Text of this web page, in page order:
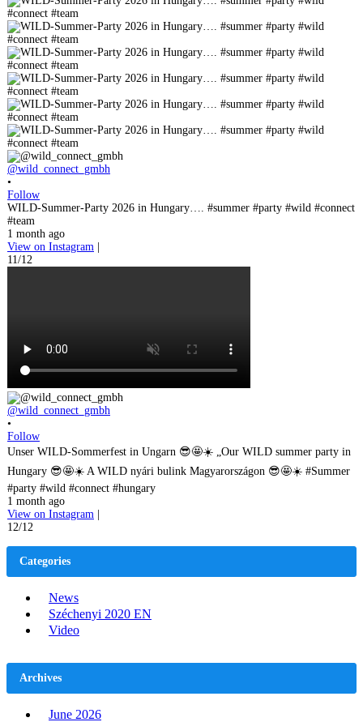
@wild_connect_gmbh
•
Follow
WILD-Summer-Party 2026 in Hungary…. #summer #party #wild #connect
#team
1 month ago
View on Instagram |
11/12
@wild_connect_gmbh
•
Follow
Unser WILD-Sommerfest in Ungarn 😎🤩☀️ „Our WILD summer party in
Hungary 😎🤩☀️ A WILD nyári bulink Magyarországon 😎🤩☀️ #Summer
#party #wild #connect #hungary
1 month ago
View on Instagram |
12/12
Categories
News
Széchenyi 2020 EN
Video
Archives
June 2026